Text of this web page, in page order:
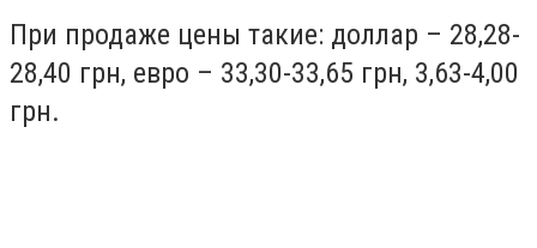
При продаже цены такие: доллар – 28,28-
28,40 грн, евро – 33,30-33,65 грн, 3,63-4,00
грн.